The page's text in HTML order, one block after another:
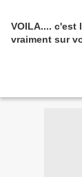
VOILA.... c'est
vraiment sur